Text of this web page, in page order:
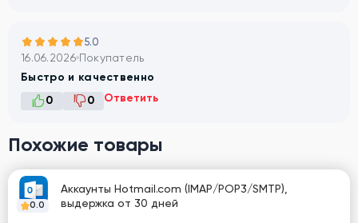
5.0
16.06.2026 Покупатель
Быстро и качественно
0
0 Ответить
Похожие товары
0.0
Аккаунты Hotmail.com (IMAP/POP3/SMTP),
выдержка от 30 дней